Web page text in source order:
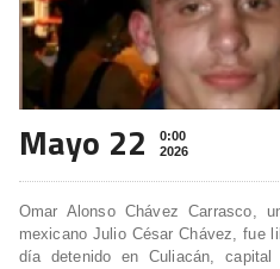
Mayo 22
0:00
2026
Omar Alonso Chávez Carrasco,
mexicano Julio César Chávez, fue
día detenido en Culiacán,